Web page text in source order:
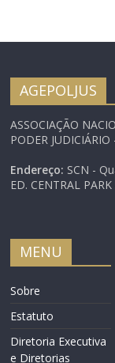
AGEPOLJUS
ASSOCIAÇÃO
PODER
Endereço: SCN -
ED. CENTRAL
MENU
Sobre
Estatuto
Diretoria Executiva
e Diretorias